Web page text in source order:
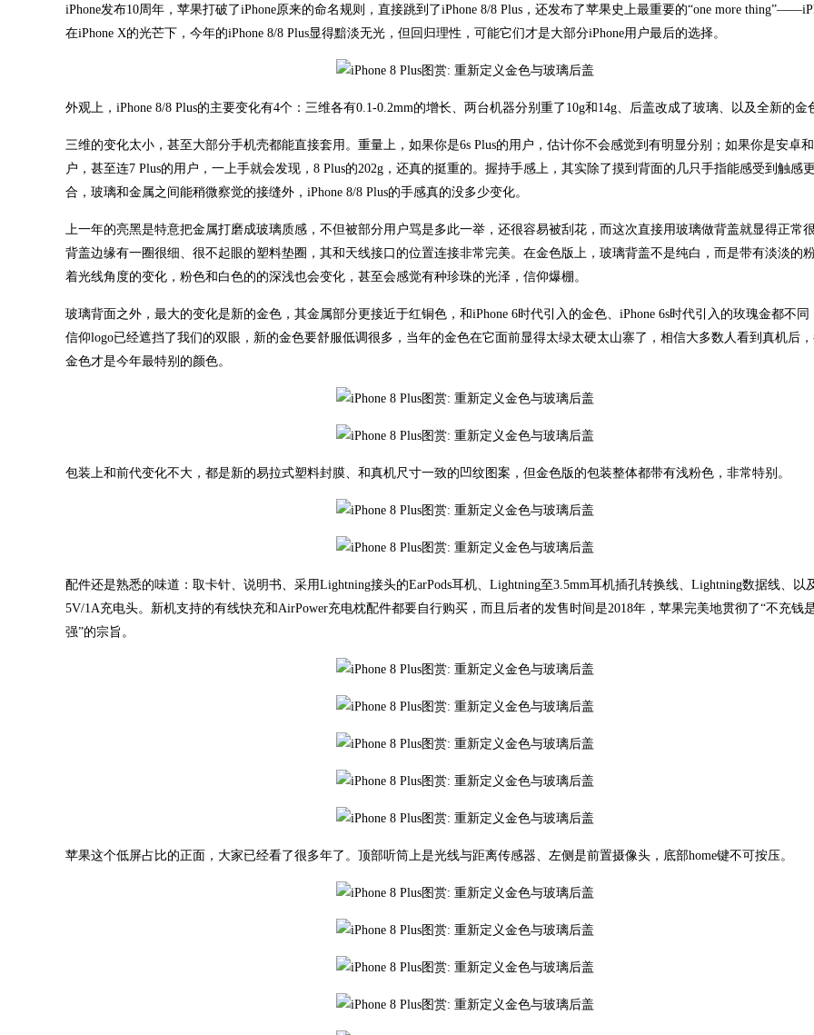
iPhone发布10周年，苹果打破了iPhone原来的命名规则，直接跳到了iPhone 8/8 Plus，还发布了苹果史上最重要的“one more
在iPhone X的光芒下，今年的iPhone 8/8 Plus显得黯淡无光，但回归理性，可能它们才是大部分iPhone用户最后的选择。
外观上，iPhone 8/8 Plus的主要变化有4个：三维各有0.1-0.2mm的增长、两台机器分别重了10g和14g、后盖改成了玻璃、以及全新的金
三维的变化太小，甚至大部分手机壳都能直接套用。重量上，如果你是6s Plus的用户，估计你不会感觉到有明显分别；如果你是安卓和
户，甚至连7 Plus的用户，一上手就会发现，8 Plus的202g，还真的挺重的。握持手感上，其实除了摸到背面的几只手指能感受到触感
合，玻璃和金属之间能稍微察觉的接缝外，iPhone 8/8 Plus的手感真的没多少变化。
上一年的亮黑是特意把金属打磨成玻璃质感，不但被部分用户骂是多此一举，还很容易被刮花，而这次直接用玻璃做背盖就显得正常
背盖边缘有一圈很细、很不起眼的塑料垫圈，其和天线接口的位置连接非常完美。在金色版上，玻璃背盖不是纯白，而是带有淡淡的
着光线角度的变化，粉色和白色的的深浅也会变化，甚至会感觉有种珍珠的光泽，信仰爆棚。
玻璃背面之外，最大的变化是新的金色，其金属部分更接近于红铜色，和iPhone 6时代引入的金色、iPhone 6s时代引入的玫瑰金都不同
信仰logo已经遮挡了我们的双眼，新的金色要舒服低调很多，当年的金色在它面前显得太绿太硬太山寨了，相信大多数人看到真机后
金色才是今年最特别的颜色。
包装上和前代变化不大，都是新的易拉式塑料封膜、和真机尺寸一致的凹纹图案，但金色版的包装整体都带有浅粉色，非常特别。
配件还是熟悉的味道：取卡针、说明书、采用Lightning接头的EarPods耳机、Lightning至3.5mm耳机插孔转换线、Lightning数据线、以
5V/1A充电头。新机支持的有线快充和AirPower充电枕配件都要自行购买，而且后者的发售时间是2018年，苹果完美地贯彻了“不充钱
强”的宗旨。
苹果这个低屏占比的正面，大家已经看了很多年了。顶部听筒上是光线与距离传感器、左侧是前置摄像头，底部home键不可按压。